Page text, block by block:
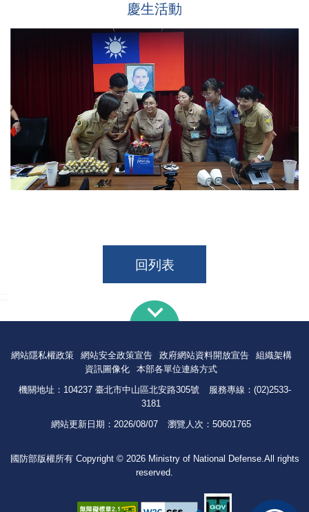
慶生活動
回列表
網站隱私權政策 網站安全政策宣告 政府網站資料開放宣告
組織架構
資訊圖像化
本部各單位連絡方式
機關地址：104237 臺北市中山區北安路305號
服務專線：(02)2533-
3181
網站更新日期： 2026/08/07 瀏覽人次： 50601765
國防部版權所有 Copyright © 2026 Ministry of National Defense.All rights
reserved.